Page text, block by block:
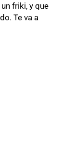
friki, y que
Te va a